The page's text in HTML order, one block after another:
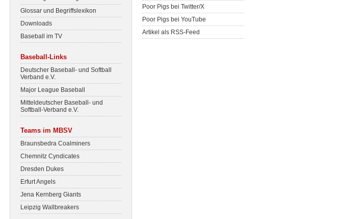
Glossar und Begriffslexikon
Downloads
Baseball im TV
Baseball-Links
Deutscher Baseball- und Softball
Verband e.V.
Major League Baseball
Mitteldeutscher Baseball- und
Softball-Verband e.V.
Teams im MBSV
Braunsbedra Coalminers
Chemnitz Cyndicates
Dresden Dukes
Erfurt Angels
Jena Kernberg Giants
Leipzig Wallbreakers
Poor Pigs bei Twitter/X
Poor Pigs bei YouTube
Artikel als RSS-Feed